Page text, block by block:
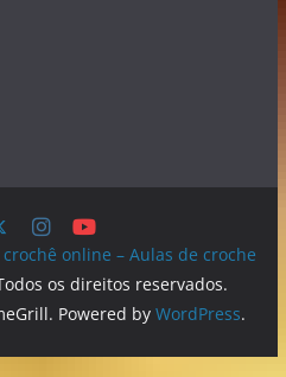
online – Aulas de croche
os direitos reservados.
Powered by WordPress.